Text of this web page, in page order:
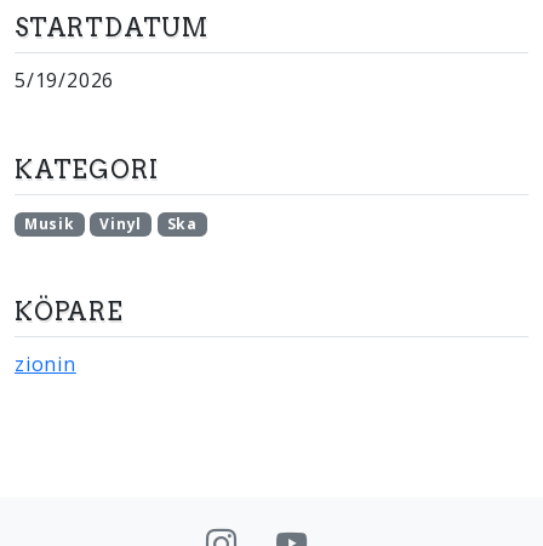
STARTDATUM
5/19/2026
KATEGORI
Musik Vinyl Ska
KÖPARE
zionin